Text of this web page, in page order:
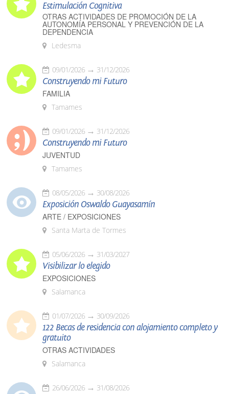
Estimulación Cognitiva
OTRAS ACTIVIDADES DE PROMOCIÓN DE LA
AUTONOMÍA PERSONAL Y PREVENCIÓN DE LA
DEPENDENCIA
Ledesma
09/01/2026 31/12/2026
Construyendo mi Futuro
FAMILIA
Tamames
09/01/2026 31/12/2026
Construyendo mi Futuro
JUVENTUD
Tamames
08/05/2026 30/08/2026
Exposición Oswaldo Guayasamín
ARTE / EXPOSICIONES
Santa Marta de Tormes
05/06/2026 31/03/2027
Visibilizar lo elegido
EXPOSICIONES
Salamanca
01/07/2026 30/09/2026
122 Becas de residencia con alojamiento completo y
gratuito
OTRAS ACTIVIDADES
Salamanca
26/06/2026 31/08/2026